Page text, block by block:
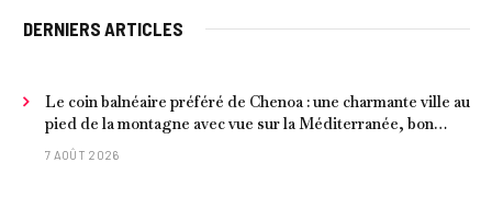
DERNIERS ARTICLES
Le coin balnéaire préféré de Chenoa : une charmante ville au
pied de la montagne avec vue sur la Méditerranée, bon
poisson et criques isolées
7 AOÛT 2026